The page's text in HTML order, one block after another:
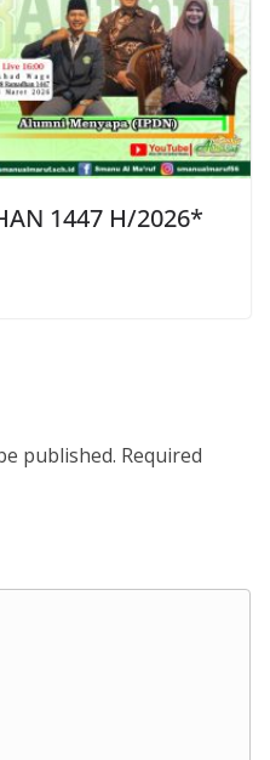
1447 H/2026*
published. Required